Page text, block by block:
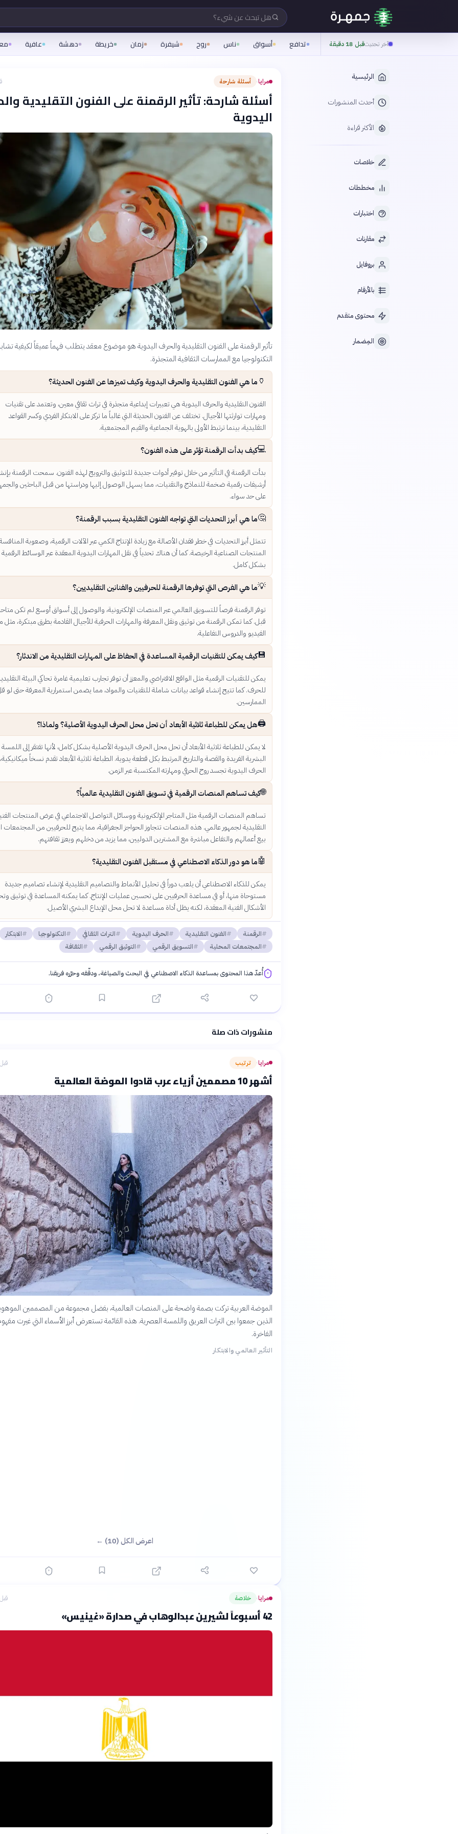
هل تبحث عن شيء؟
آخر تحديثقبل 18 دقيقة تدافع أسواق ناس روح شيفرة زمان خريطة دهشة عافية
الرئيسية
أحدث المنشورات
الأكثر قراءة
خلاصات
مخططات
اختبارات
مقارنات
بروفايل
بالأرقام
محتوى متقدم
المِضمار
مرايا› أسئلة شارحة
أسئلة شارحة: تأثير الرقمنة على الفنون التقليدية
اليدوية
تأثير الرقمنة على الفنون التقليدية والحرف اليدوية هو موضوع معقد يتطلب فهماً عميقاً لكيفية
التكنولوجيا مع الممارسات الثقافية المتجذرة.
🏺 ما هي الفنون التقليدية والحرف اليدوية وكيف تميزها عن الفنون الحديثة؟
الفنون التقليدية والحرف اليدوية هي تعبيرات إبداعية متجذرة في تراث ثقافي معين، وتعتمد على تقنيات
ومهارات توارثتها الأجيال. تختلف عن الفنون الحديثة التي غالباً ما تركز على الابتكار الفردي وكسر القواعد
التقليدية، بينما ترتبط الأولى بالهوية الجماعية والقيم المجتمعية.
💻كيف بدأت الرقمنة تؤثر على هذه الفنون؟
بدأت الرقمنة في التأثير من خلال توفير أدوات جديدة للتوثيق والترويج لهذه الفنون. سمحت الرقمنة
أرشيفات رقمية ضخمة للنماذج والتقنيات، مما يسهل الوصول إليها ودراستها من قبل الباحثين
على حد سواء.
🤔ما هي أبرز التحديات التي تواجه الفنون التقليدية بسبب الرقمنة؟
تتمثل أبرز التحديات في خطر فقدان الأصالة مع زيادة الإنتاج الكمي عبر الآلات الرقمية، وصعوبة
المنتجات الصناعية الرخيصة. كما أن هناك تحدياً في نقل المهارات اليدوية المعقدة عبر الوسائط الرقمية
بشكل كامل.
💡ما هي الفرص التي توفرها الرقمنة للحرفيين والفنانين التقليديين؟
توفر الرقمنة فرصاً للتسويق العالمي عبر المنصات الإلكترونية، والوصول إلى أسواق أوسع لم تكن
قبل. كما تمكن الرقمنة من توثيق ونقل المعرفة والمهارات الحرفية للأجيال القادمة بطرق مبتكرة، مثل
الفيديو والدروس التفاعلية.
💾كيف يمكن للتقنيات الرقمية المساعدة في الحفاظ على المهارات التقليدية من الاندثار؟
يمكن للتقنيات الرقمية مثل الواقع الافتراضي والمعزز أن توفر تجارب تعليمية غامرة تحاكي البيئة
للحرف. كما تتيح إنشاء قواعد بيانات شاملة للتقنيات والمواد، مما يضمن استمرارية المعرفة حتى لو
الممارسين.
🖨️هل يمكن للطباعة ثلاثية الأبعاد أن تحل محل الحرف اليدوية الأصلية؟ ولماذا؟
لا يمكن للطباعة ثلاثية الأبعاد أن تحل محل الحرف اليدوية الأصلية بشكل كامل، لأنها تفتقر إلى اللمسة
البشرية الفريدة والقصة والتاريخ المرتبط بكل قطعة يدوية. الطباعة ثلاثية الأبعاد تقدم نسخاً
الحرف اليدوية تجسد روح الحرفي ومهارته المكتسبة عبر الزمن.
🌐كيف تساهم المنصات الرقمية في تسويق الفنون التقليدية عالمياً؟
تساهم المنصات الرقمية مثل المتاجر الإلكترونية ووسائل التواصل الاجتماعي في عرض المنتجات
التقليدية لجمهور عالمي. هذه المنصات تتجاوز الحواجز الجغرافية، مما يتيح للحرفيين من المجتمعات
بيع أعمالهم والتفاعل مباشرة مع المشترين الدوليين، مما يزيد من دخلهم ويعزز ثقافتهم.
🤖ما هو دور الذكاء الاصطناعي في مستقبل الفنون التقليدية؟
يمكن للذكاء الاصطناعي أن يلعب دوراً في تحليل الأنماط والتصاميم التقليدية لإنشاء تصاميم جديدة
مستوحاة منها، أو في مساعدة الحرفيين على تحسين عمليات الإنتاج. كما يمكنه المساعدة في توثيق
الأشكال الفنية المعقدة، لكنه يظل أداة مساعدة لا تحل محل الإبداع البشري الأصيل.
الرقمنة الفنون التقليدية الحرف اليدوية التراث الثقافي التكنولوجيا
الابتكار
المجتمعات المحلية
التسويق الرقمي التوثيق الرقمي الثقافة
أُعدّ هذا المحتوى بمساعدة الذكاء الاصطناعي في البحث والصياغة، ودقّقه وحرّره فريقنا.
منشورات ذات صلة
مرايا› ترتيب قبل 3
أشهر 10 مصممين أزياء عرب قادوا الموضة العالمية
الموضة العربية تركت بصمة واضحة على المنصات العالمية، بفضل مجموعة من المصممين
الذين جمعوا بين التراث العريق واللمسة العصرية. هذه القائمة تستعرض أبرز الأسماء التي غيرت مفهوم
الفاخرة.
التأثير العالمي والابتكار
اعرض الكل (10) ←
مرايا› خلاصة قبل 3
42 أسبوعاً لشيرين عبدالوهاب في صدارة «غينيس»